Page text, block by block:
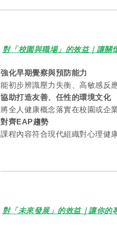
對「校園與職場」的效益｜讓關
強化早期覺察與預防能力
能初步辨識壓力失衡、高敏感反
協助打造友善、任性的環境文化
將全人健康概念落實在校園或企
對齊EAP趨勢
課程內容符合現代組織對心理健
對「未來發展」的效益｜讓你的